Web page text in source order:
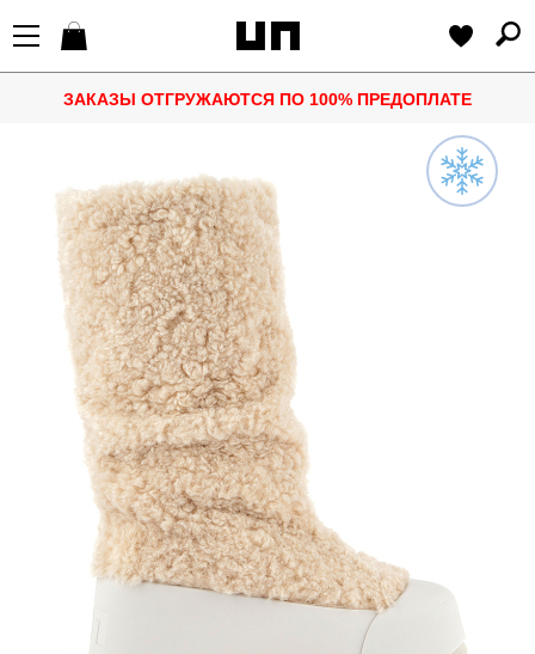
ЗАКАЗЫ ОТГРУЖАЮТСЯ ПО 100% ПРЕДОПЛАТЕ